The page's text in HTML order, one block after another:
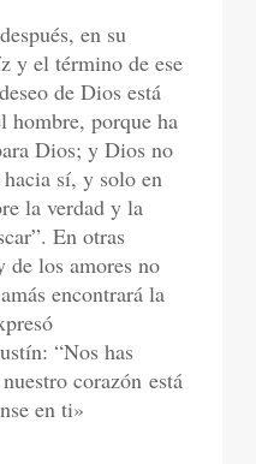
en su
y el término de ese
de Dios está
hombre, porque ha
Dios; y Dios no
sí, y solo en
la verdad y la
En otras
de los amores no
encontrará la
“Nos has
corazón está
en ti»